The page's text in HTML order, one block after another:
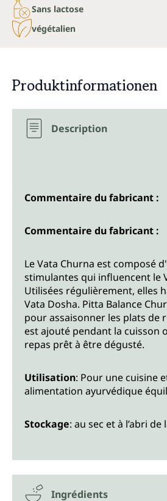
Sans lactose
végétalien
Produktinformationen
Description
Commentaire du fabricant :
Commentaire du fabricant :
Le Vata Churna est composé
stimulantes qui influencent le
Utilisées régulièrement, elles
Vata Dosha. Pitta Balance
pour assaisonner les plats de
est ajouté pendant la cuisson
repas prêt à être dégusté.
Utilisation: Pour une cuisine
alimentation ayurvédique
Stockage: au sec et à l’abri de
Ingrédients